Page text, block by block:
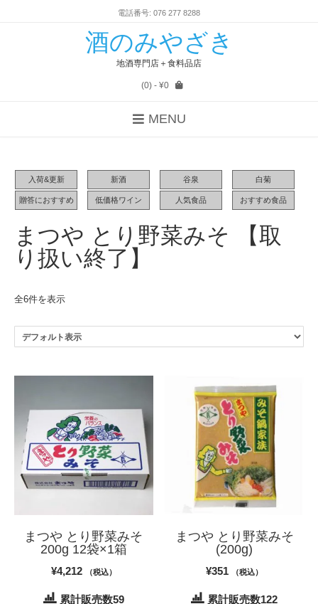
電話番号: 076 277 8288
酒のみやざき
地酒専門店＋食料品店
(0)- ¥0
MENU
入荷&更新 新酒 谷泉 白菊
贈答におすすめ 低価格ワイン 人気食品 おすすめ食品
まつや とり野菜みそ 【取
り扱い終了】
全6件を表示
まつや とり野菜みそ
200g 12袋×1箱
¥4,212 （税込）
累計販売数59
まつや とり野菜みそ
(200g)
¥351 （税込）
累計販売数122